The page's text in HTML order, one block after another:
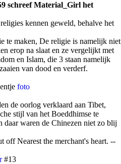
schreef Material_Girl het
kennen geweld, behalve het
te maken, De religie is namelijk niet
erop na slaat en ze vergelijkt met
en Islam, die 3 staan namelijk
van dood en verderf.
foto
de oorlog verklaard aan Tibet,
stijl van het Boeddhimse te
daar waren de Chinezen niet zo blij
off Nearest the merchant's heart. --
#13